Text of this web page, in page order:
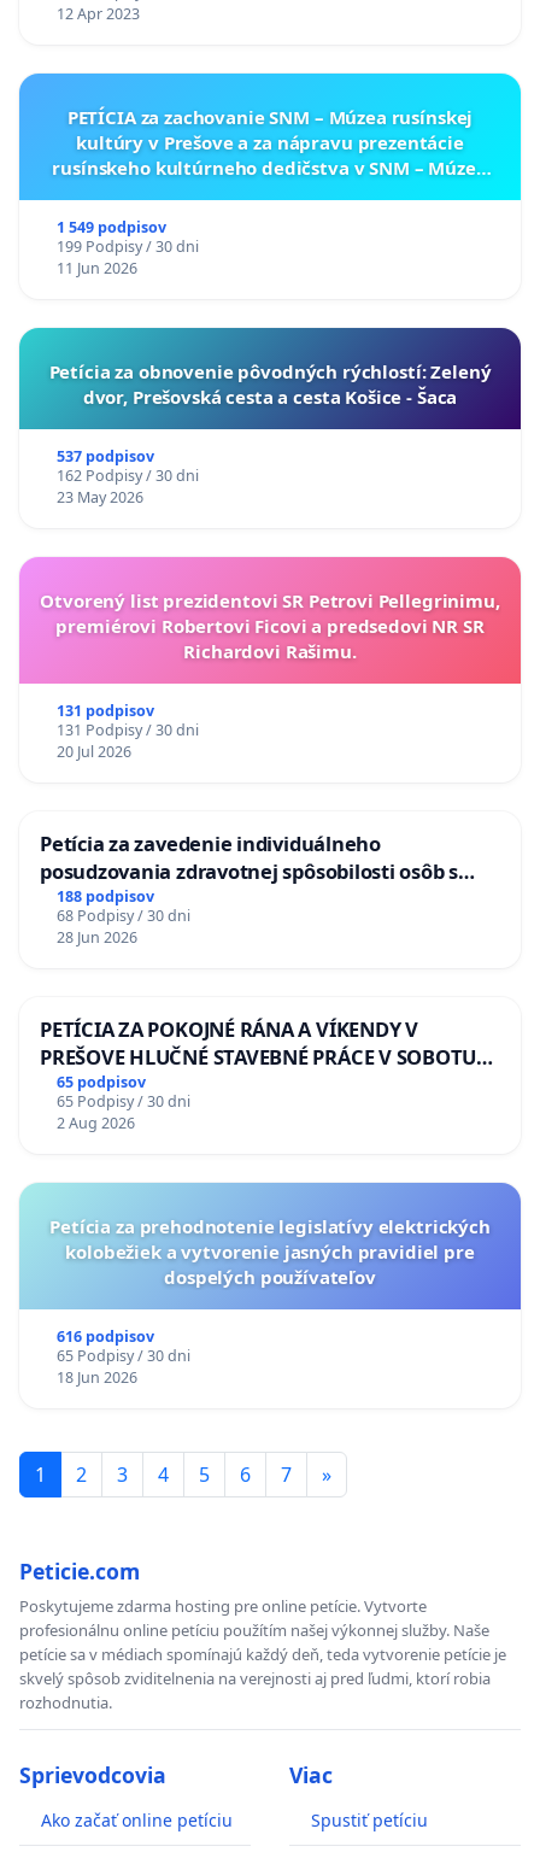
12 Apr 2023
PETÍCIA za zachovanie SNM – Múzea rusínskej
kultúry v Prešove a za nápravu prezentácie
rusínskeho kultúrneho dedičstva v SNM – Múzeu
1 549 podpisov
199 Podpisy / 30 dni
11 Jun 2026
​Petícia za obnovenie pôvodných rýchlostí: Zelený
dvor, Prešovská cesta a cesta Košice - Šaca
537 podpisov
162 Podpisy / 30 dni
23 May 2026
Otvorený list prezidentovi SR Petrovi Pellegrinimu,
premiérovi Robertovi Ficovi a predsedovi NR SR
Richardovi Rašimu.
131 podpisov
131 Podpisy / 30 dni
20 Jul 2026
Petícia za zavedenie individuálneho
posudzovania zdravotnej spôsobilosti osôb s
diabetom 1. a 2. typu pri prijímaní do
Policajného zboru SR
188 podpisov
68 Podpisy / 30 dni
28 Jun 2026
PETÍCIA ZA POKOJNÉ RÁNA A VÍKENDY V
PREŠOVE HLUČNÉ STAVEBNÉ PRÁCE V SOBOTU
LEN OD 9.00 DO 13.00 HOD., CEZ PRACOVNÝ
TÝŽDEŇ CIEĽ 8.00 – 18.00 HOD. A PRAVIDELNÁ
KONTROLA STAVBY C-AREA NA
65 podpisov
65 Podpisy / 30 dni
2 Aug 2026
Petícia za prehodnotenie legislatívy elektrických
kolobežiek a vytvorenie jasných pravidiel pre
dospelých používateľov
616 podpisov
65 Podpisy / 30 dni
18 Jun 2026
1 2 3 4 5 6 7 »
Peticie.com
Poskytujeme zdarma hosting pre online petície. Vytvorte
profesionálnu online petíciu použítím našej výkonnej služby. Naše
petície sa v médiach spomínajú každý deň, teda vytvorenie petície je
skvelý spôsob zviditelnenia na verejnosti aj pred ľudmi, ktorí robia
rozhodnutia.
Sprievodcovia
Ako začať online petíciu
Viac
Spustiť petíciu